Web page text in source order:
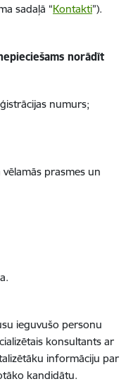
sadaļā “Kontakti”).
norādīt
numurs;
prasmes un
ieguvušo personu
konsultants ar
informāciju par
kandidātu.